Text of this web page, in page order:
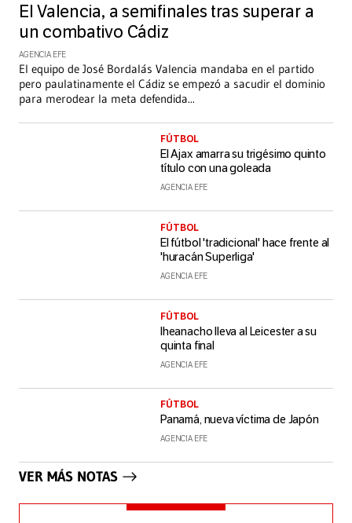
El Valencia, a semifinales tras superar a
un combativo Cádiz
AGENCIA EFE
El equipo de José Bordalás Valencia mandaba en el partido
pero paulatinamente el Cádiz se empezó a sacudir el dominio
para merodear la meta defendida...
FÚTBOL
El Ajax amarra su trigésimo quinto
título con una goleada
AGENCIA EFE
FÚTBOL
El fútbol 'tradicional' hace frente al
'huracán Superliga'
AGENCIA EFE
FÚTBOL
Iheanacho lleva al Leicester a su
quinta final
AGENCIA EFE
FÚTBOL
Panamá, nueva víctima de Japón
AGENCIA EFE
VER MÁS NOTAS